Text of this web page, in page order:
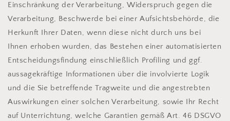
Einschränkung der Verarbeitung, Widerspruch gegen die
Verarbeitung, Beschwerde bei einer Aufsichtsbehörde, die
Herkunft Ihrer Daten, wenn diese nicht durch uns bei
Ihnen erhoben wurden, das Bestehen einer automatisierten
Entscheidungsfindung einschließlich Profiling und ggf.
aussagekräftige Informationen über die involvierte Logik
und die Sie betreffende Tragweite und die angestrebten
Auswirkungen einer solchen Verarbeitung, sowie Ihr Recht
auf Unterrichtung, welche Garantien gemäß Art. 46 DSGVO